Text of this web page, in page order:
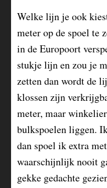
Welke lijn je ook
meter op de spoel te
in de Europoort
stukje lijn en zou je
zetten dan wordt de
klossen zijn
meter, maar
bulkspoelen liggen.
dan spoel ik extra
waarschijnlijk nooit
gekke gedachte